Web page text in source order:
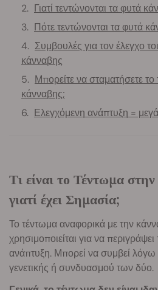
Γιατί τεντώνονται τα φυτά
Πότε τεντώνονται τα φυτά
Συμβουλές για τον έλεγχο
κάνναβης
Μπορείτε να σταματήσετε
κάνναβης;
Ελεγχόμενη ανάπτυξη =
Τι είναι το Τέντωμα
γιατί έχει Σημασία;
Το τέντωμα αναφορικά με την
χρησιμοποιείται για να
ανάπτυξη. Μπορεί να συμβεί λόγω
γενετικής ή συνδυασμού των δύο.